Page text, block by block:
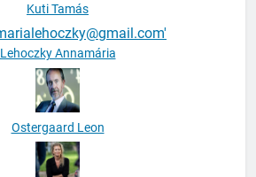
Kuti Tamás
Lehoczky Annamária
Ostergaard Leon